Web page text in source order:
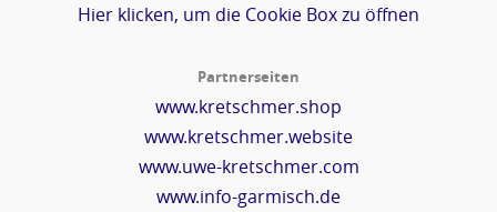
Hier klicken, um die Cookie Box zu öffnen
Partnerseiten
www.kretschmer.shop
www.kretschmer.website
www.uwe-kretschmer.com
www.info-garmisch.de